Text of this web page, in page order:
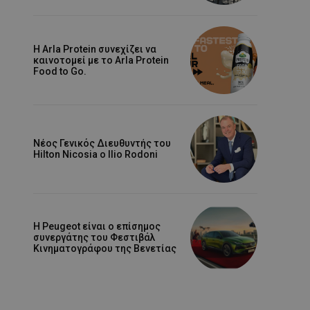
Η Arla Protein συνεχίζει να
καινοτομεί με το Arla Protein
Food to Go.
Νέος Γενικός Διευθυντής του
Hilton Nicosia ο Ilio Rodoni
Η Peugeot είναι ο επίσημος
συνεργάτης του Φεστιβάλ
Κινηματογράφου της Βενετίας